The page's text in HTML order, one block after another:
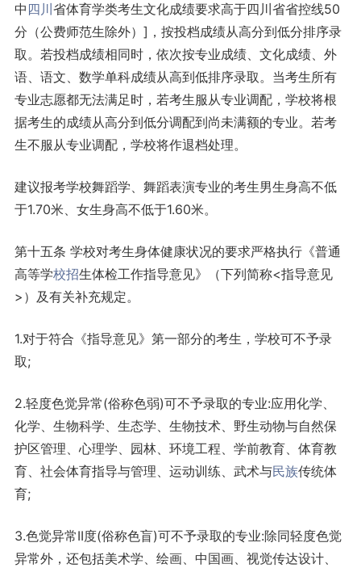
中 四川 省体育学类考生文化成绩要求高于四川省省控线50
分（公费师范生除外）]，按投档成绩从高分到低分排序录
取。若投档成绩相同时，依次按专业成绩、文化成绩、外
语、语文、数学单科成绩从高到低排序录取。当考生所有
专业志愿都无法满足时，若考生服从专业调配，学校将根
据考生的成绩从高分到低分调配到尚未满额的专业。若考
生不服从专业调配，学校将作退档处理。
建议报考学校舞蹈学、舞蹈表演专业的考生男生身高不低
于1.70米、女生身高不低于1.60米。
第十五条 学校对考生身体健康状况的要求严格执行《普通
高等学校招生体检工作指导意见》（下列简称<指导意见
>）及有关补充规定。
1.对于符合《指导意见》第一部分的考生，学校可不予录
取;
2.轻度色觉异常(俗称色弱)可不予录取的专业:应用化学、
化学、生物科学、生态学、生物技术、野生动物与自然保
护区管理、心理学、园林、环境工程、学前教育、体育教
育、社会体育指导与管理、运动训练、武术与民族传统体
育;
3.色觉异常II度(俗称色盲)可不予录取的专业:除同轻度色觉
异常外，还包括美术学、绘画、中国画、视觉传达设计、